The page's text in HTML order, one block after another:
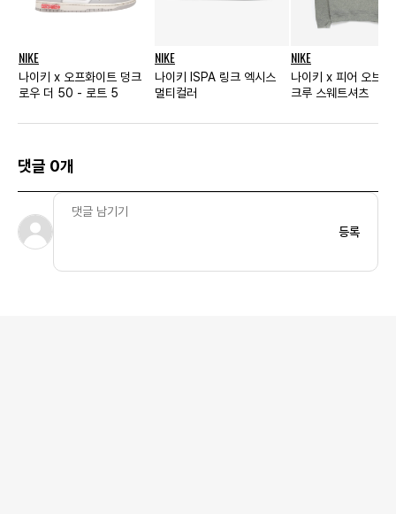
NIKE
나이키 x 오프화이트 덩크
로우 더 50 - 로트 5
NIKE
나이키 ISPA 링크 엑시스
멀티컬러
NIKE
나이키 x 피어 오브
크루 스웨트셔츠
댓글 0개
등록